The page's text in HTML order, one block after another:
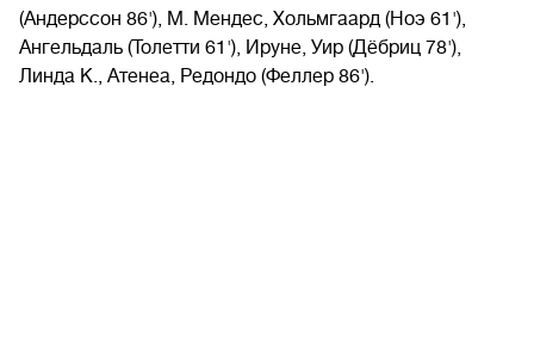
(Андерссон 86'), М. Мендес, Хольмгаард (Ноэ 61'),
Ангельдаль (Толетти 61'), Ируне, Уир (Дёбриц 78'),
Линда К., Атенеа, Редондо (Феллер 86').